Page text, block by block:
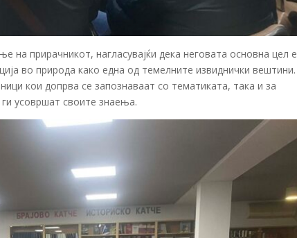
на прирачникот, нагласувајќи дека неговата основна цел е
во природа како една од темелните извиднички вештини.
кои допрва се запознаваат со тематиката, така и за
усовршат своите знаења.